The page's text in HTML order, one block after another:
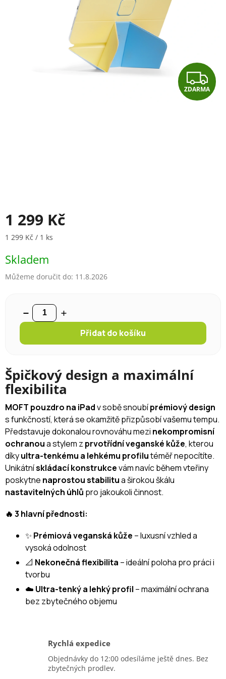
Z
D
ZDARMA
1 299 Kč
Měrná cena:
1 299 Kč / 1 ks
Skladem
Můžeme doručit do: 11.8.2026
Přidat do košíku
Špičkový design a maximální
flexibilita
MOFT pouzdro na iPadv sobě snoubíprémiový design
s funkčností, která se okamžitě přizpůsobí vašemu tempu.
Představuje dokonalou rovnováhu mezi nekompromisní
ochranoua stylem z prvotřídní veganské kůže, kterou
díkyultra-tenkému a lehkému profilutéměř nepocítíte.
Unikátnískládací konstrukcevám navíc během vteřiny
poskytne naprostou stabilitua širokou škálu
nastavitelných úhlů pro jakoukoli činnost.
🔥 3 hlavní přednosti:
✨ Prémiová veganská kůže – luxusní vzhled a
vysoká odolnost
📐 Nekonečná flexibilita – ideální poloha pro práci i
tvorbu
☁️ Ultra-tenký a lehký profil – maximální ochrana
bez zbytečného objemu
Rychlá expedice
Objednávky do 12:00 odesíláme ještě dnes. Bez
zbytečných prodlev.